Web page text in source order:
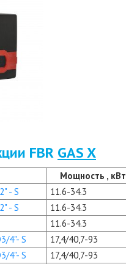
FBR GAS X
Мощность , кВт
- S
11.6-34.3
- S
11.6-34.3
11.6-34.3
4"- S
17,4/40,7-93
4"- S
17,4/40,7-93